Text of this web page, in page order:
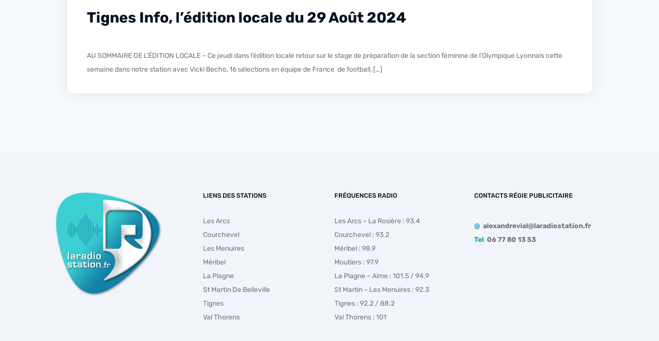
Tignes Info, l’édition locale du 29 Août 2024
AU SOMMAIRE DE L’ÉDITION LOCALE – Ce jeudi dans l’édition locale retour sur le stage de préparation de la section féminine de l’Olympique Lyonnais cette
semaine dans notre station avec Vicki Becho, 16 sélections en équipe de France de football, […]
LIENS DES STATIONS
Les Arcs
Courchevel
Les Menuires
Méribel
La Plagne
St Martin De Belleville
Tignes
Val Thorens
FRÉQUENCES RADIO
Les Arcs – La Rosière : 93.4
Courchevel : 93.2
Méribel : 98.9
Moutiers : 97.9
La Plagne – Aime : 101.5 / 94.9
St Martin – Les Menuires : 92.3
Tignes : 92.2 / 88.2
Val Thorens : 101
CONTACTS RÉGIE PUBLICITAIRE
@ alexandrevial@laradiostation.fr
Tel 06 77 80 13 53